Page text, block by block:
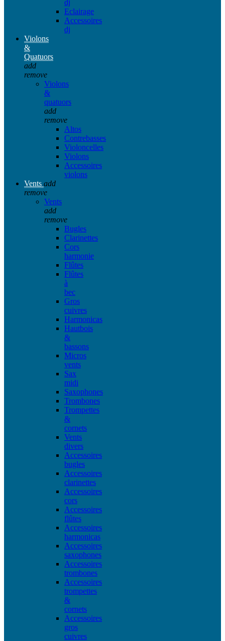
dj
Eclairage
Accessoires
dj
Violons
&
Quatuors
add
remove
Violons
&
quatuors
add
remove
Altos
Contrebasses
Violoncelles
Violons
Accessoires
violons
Vents add
remove
Vents
add
remove
Bugles
Clarinettes
Cors
harmonie
Flûtes
Flûtes
à
bec
Gros
cuivres
Harmonicas
Hautbois
&
bassons
Micros
vents
Sax
midi
Saxophones
Trombones
Trompettes
&
cornets
Vents
divers
Accessoires
bugles
Accessoires
clarinettes
Accessoires
cors
Accessoires
flûtes
Accessoires
harmonicas
Accessoires
saxophones
Accessoires
trombones
Accessoires
trompettes
&
cornets
Accessoires
gros
cuivres